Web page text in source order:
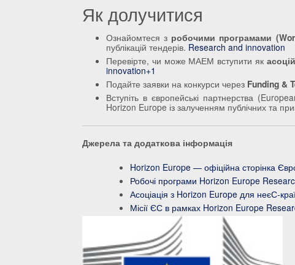
Як долучитися
Ознайомтеся з робочими програмами
публікацій тендерів. Research and innovation
Перевірте, чи може МАЕМ вступити як
innovation+1
Подайте заявки на конкурси через Funding &
Вступіть в європейські партнерства
Horizon Europe із залученням публічних та
Джерела та додаткова інформація
Horizon Europe — офіційна сторінка
Робочі програми Horizon Europe
Асоціація з Horizon Europe для неєС-
Місії ЄС в рамках Horizon Europe